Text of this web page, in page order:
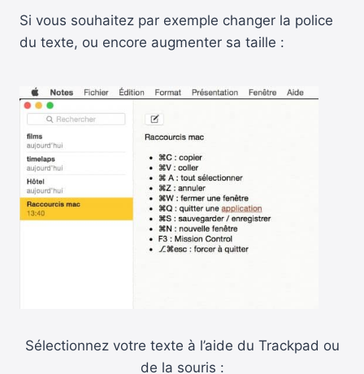
Si vous souhaitez par exemple changer la police
du texte, ou encore augmenter sa taille :
Sélectionnez votre texte à l’aide du Trackpad ou
de la souris :